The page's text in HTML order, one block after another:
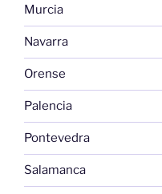
Murcia
Navarra
Orense
Palencia
Pontevedra
Salamanca